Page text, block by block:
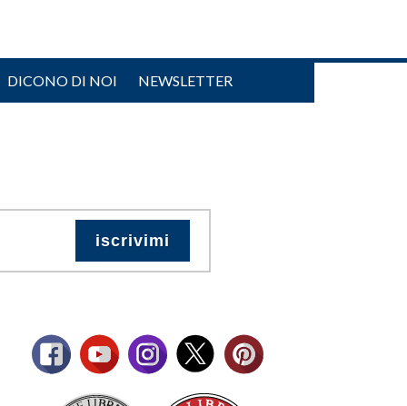
DICONO DI NOI NEWSLETTER